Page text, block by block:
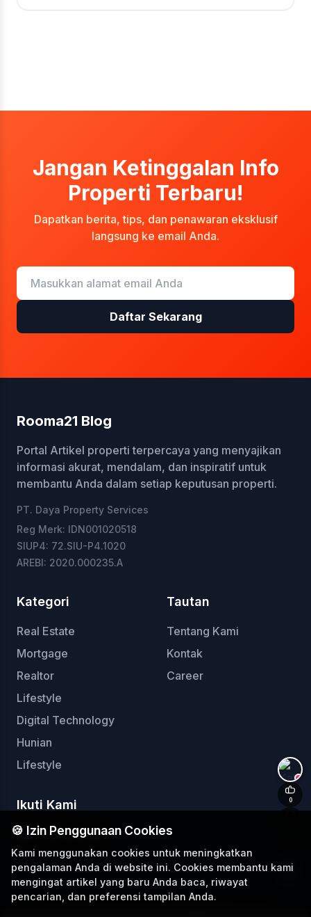
+
0
Jangan Ketinggalan Info
Properti Terbaru!
Dapatkan berita, tips, dan penawaran eksklusif
langsung ke email Anda.
Daftar Sekarang
Rooma21 Blog
Portal Artikel properti terpercaya yang menyajikan
informasi akurat, mendalam, dan inspiratif untuk
membantu Anda dalam setiap keputusan properti.
PT. Daya Property Services
Reg Merk: IDN001020518
SIUP4: 72.SIU-P4.1020
AREBI: 2020.000235.A
Kategori
Real Estate
Mortgage
Realtor
Lifestyle
Digital Technology
Hunian
Lifestyle
Tautan
Tentang Kami
Kontak
Career
Ikuti Kami
🍪 Izin Penggunaan Cookies
Kami menggunakan cookies untuk meningkatkan
pengalaman Anda di website ini. Cookies membantu kami
mengingat artikel yang baru Anda baca, riwayat
pencarian, dan preferensi tampilan Anda.